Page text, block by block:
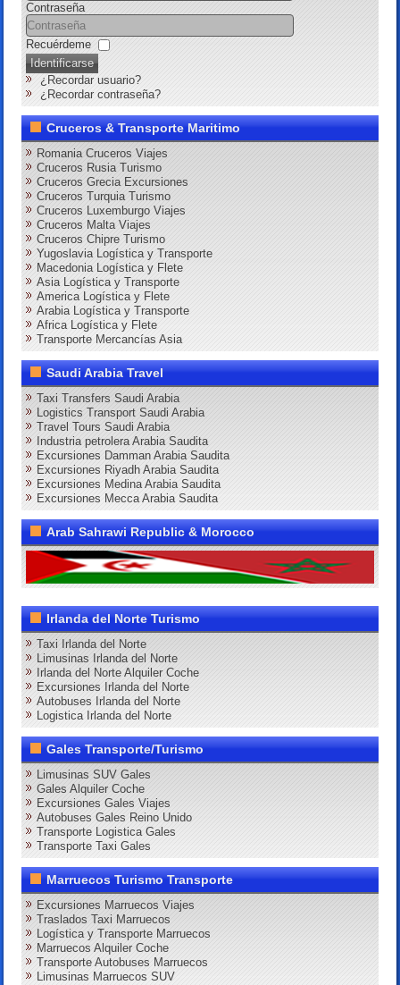
Contraseña
Recuérdeme
Identificarse
¿Recordar usuario?
¿Recordar contraseña?
Cruceros & Transporte Maritimo
Romania Cruceros Viajes
Cruceros Rusia Turismo
Cruceros Grecia Excursiones
Cruceros Turquia Turismo
Cruceros Luxemburgo Viajes
Cruceros Malta Viajes
Cruceros Chipre Turismo
Yugoslavia Logística y Transporte
Macedonia Logística y Flete
Asia Logística y Transporte
America Logística y Flete
Arabia Logística y Transporte
Africa Logística y Flete
Transporte Mercancías Asia
Saudi Arabia Travel
Taxi Transfers Saudi Arabia
Logistics Transport Saudi Arabia
Travel Tours Saudi Arabia
Industria petrolera Arabia Saudita
Excursiones Damman Arabia Saudita
Excursiones Riyadh Arabia Saudita
Excursiones Medina Arabia Saudita
Excursiones Mecca Arabia Saudita
Arab Sahrawi Republic & Morocco
Irlanda del Norte Turismo
Taxi Irlanda del Norte
Limusinas Irlanda del Norte
Irlanda del Norte Alquiler Coche
Excursiones Irlanda del Norte
Autobuses Irlanda del Norte
Logistica Irlanda del Norte
Gales Transporte/Turismo
Limusinas SUV Gales
Gales Alquiler Coche
Excursiones Gales Viajes
Autobuses Gales Reino Unido
Transporte Logistica Gales
Transporte Taxi Gales
Marruecos Turismo Transporte
Excursiones Marruecos Viajes
Traslados Taxi Marruecos
Logística y Transporte Marruecos
Marruecos Alquiler Coche
Transporte Autobuses Marruecos
Limusinas Marruecos SUV